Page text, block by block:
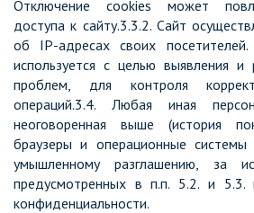
Отключение cookies может
доступа к сайту.3.3.2. Сайт
об IP-адресах своих
используется с целью выявления и
проблем, для контроля
операций.3.4. Любая иная
неоговоренная выше (история
браузеры и операционные
умышленному разглашению, за
предусмотренных в п.п. 5.2. и 5.3.
конфиденциальности.